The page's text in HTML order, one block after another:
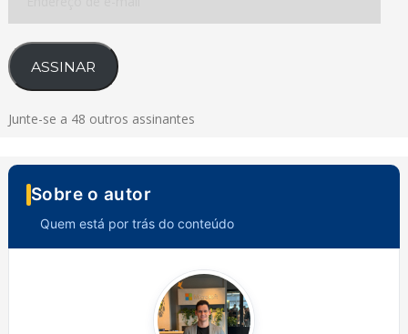
e-
mail
ASSINAR
Junte-se a 48 outros assinantes
Sobre o autor
Quem está por trás do conteúdo